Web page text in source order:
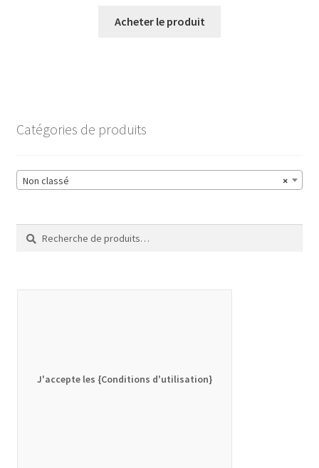
Acheter le produit
Catégories de produits
×
Non classé
Recherche
pour :
Recherche
J'accepte les {Conditions d'utilisation}